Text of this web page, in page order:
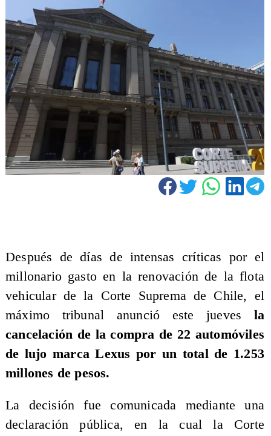
​Después de días de intensas críticas por el
millonario gasto en la renovación de la flota
vehicular de la Corte Suprema de Chile, el
máximo tribunal anunció este jueves la
cancelación de la compra de 22 automóviles
de lujo marca Lexus por un total de 1.253
millones de pesos.
La decisión fue comunicada mediante una
declaración pública, en la cual la Corte